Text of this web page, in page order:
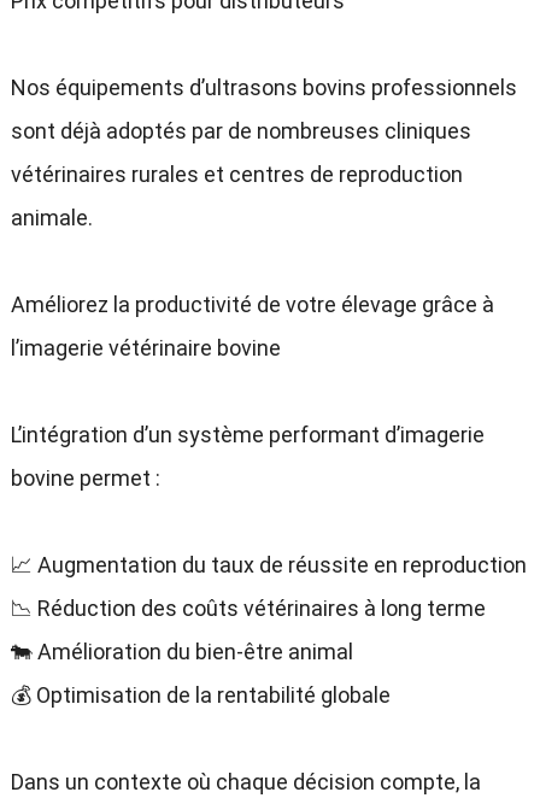
Nos équipements d’ultrasons bovins professionnels
sont déjà adoptés par de nombreuses cliniques
vétérinaires rurales et centres de reproduction
animale.
Améliorez la productivité de votre élevage grâce à
l’imagerie vétérinaire bovine
L’intégration d’un système performant d’imagerie
bovine permet :
📈 Augmentation du taux de réussite en reproduction
📉 Réduction des coûts vétérinaires à long terme
🐄 Amélioration du bien-être animal
💰 Optimisation de la rentabilité globale
Dans un contexte où chaque décision compte, la